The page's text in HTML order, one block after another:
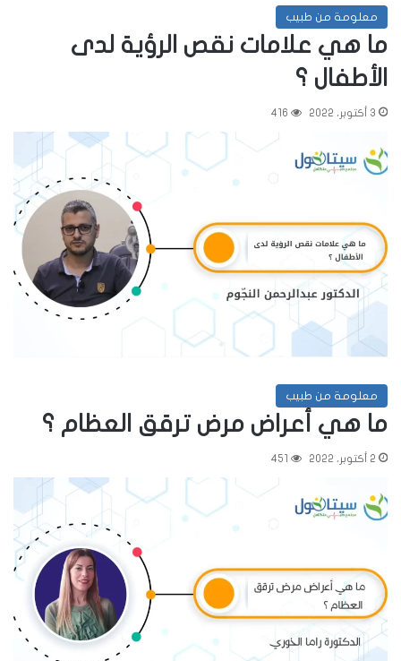
معلومة من طبيب
ما هي علامات نقص الرؤية لدى
الأطفال ؟
3 أكتوبر، 2022 416
معلومة من طبيب
ما هي أعراض مرض ترقق العظام ؟
2 أكتوبر، 2022 451